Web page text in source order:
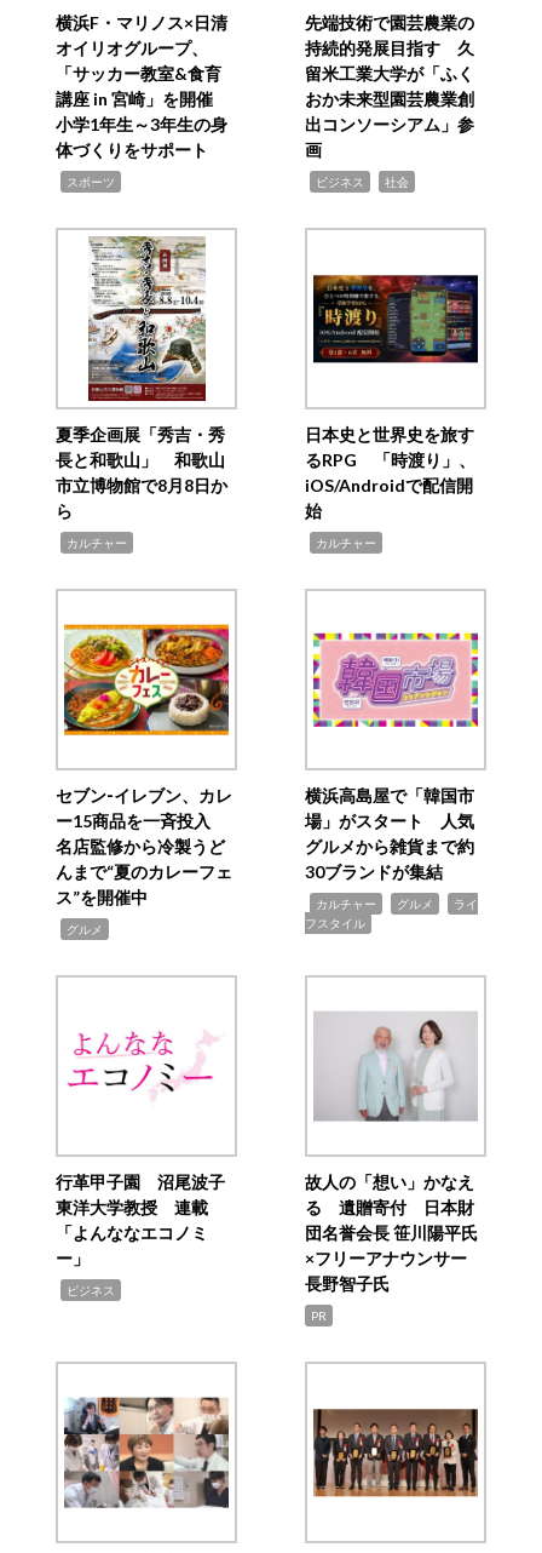
横浜F・マリノス×日清
オイリオグループ、
「サッカー教室&食育
講座 in 宮崎」を開催
小学1年生～3年生の身
体づくりをサポート
スポーツ
先端技術で園芸農業の
持続的発展目指す 久
留米工業大学が「ふく
おか未来型園芸農業創
出コンソーシアム」参
画
ビジネス 社会
夏季企画展「秀吉・秀
長と和歌山」 和歌山
市立博物館で8月8日か
ら
カルチャー
日本史と世界史を旅す
るRPG 「時渡り」、
iOS/Androidで配信開
始
カルチャー
セブン‐イレブン、カレ
ー15商品を一斉投入
名店監修から冷製うど
んまで“夏のカレーフェ
ス”を開催中
グルメ
横浜高島屋で「韓国市
場」がスタート 人気
グルメから雑貨まで約
30ブランドが集結
カルチャー グルメ
ライ
フスタイル
行革甲子園 沼尾波子
東洋大学教授 連載
「よんななエコノミ
ー」
ビジネス
故人の「想い」かなえ
る 遺贈寄付 日本財
団名誉会長 笹川陽平氏
×フリーアナウンサー
長野智子氏
PR